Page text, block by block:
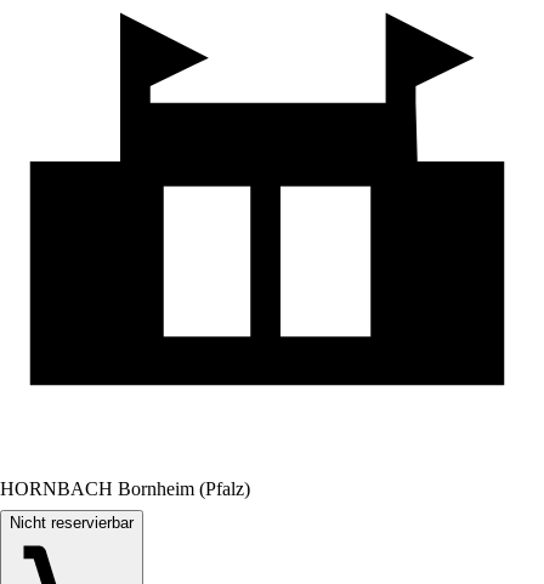
HORNBACH Bornheim (Pfalz)
Nicht reservierbar